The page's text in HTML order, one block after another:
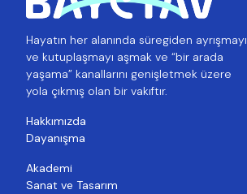
Hayatın her alanında süregiden ayrışmayı
ve kutuplaşmayı aşmak ve “bir arada
yaşama” kanallarını genişletmek üzere
yola çıkmış olan bir vakıftır.
Hakkımızda
Dayanışma
Akademi
Sanat ve Tasarım